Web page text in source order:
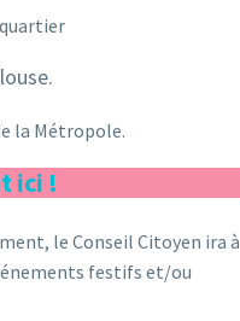
la Métropole.
ici !
le Conseil Citoyen ira à
festifs et/ou